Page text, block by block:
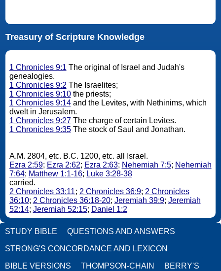
Treasury of Scripture Knowledge
1 Chronicles 9:1 The original of Israel and Judah's
genealogies.
1 Chronicles 9:2 The Israelites;
1 Chronicles 9:10the priests;
1 Chronicles 9:14and the Levites, with Nethinims, which
dwelt in Jerusalem.
1 Chronicles 9:27The charge of certain Levites.
1 Chronicles 9:35The stock of Saul and Jonathan.
A.M. 2804, etc. B.C. 1200, etc. all Israel.
Ezra 2:59; Ezra 2:62; Ezra 2:63; Nehemiah 7:5; Nehemiah
7:64; Matthew 1:1-16; Luke 3:28-38
carried.
2 Chronicles 33:11; 2 Chronicles 36:9; 2 Chronicles
36:10; 2 Chronicles 36:18-20; Jeremiah 39:9; Jeremiah
52:14; Jeremiah 52:15; Daniel 1:2
STUDY BIBLE QUESTIONS AND ANSWERS
STRONG'S CONCORDANCE AND LEXICON
BIBLE VERSIONS THOMPSON-CHAIN BERRY'S